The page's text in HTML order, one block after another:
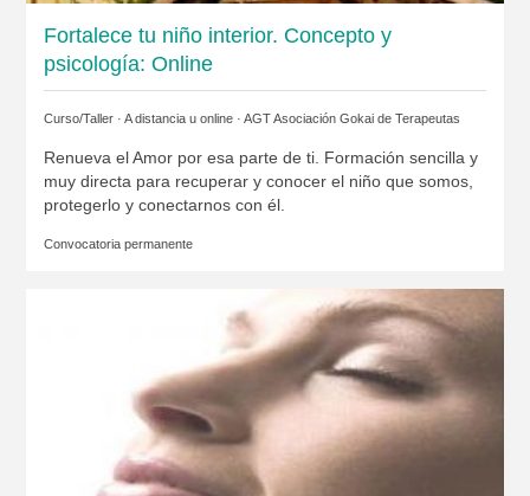
Fortalece tu niño interior. Concepto y
psicología: Online
Curso/Taller · A distancia u online · AGT Asociación Gokai de Terapeutas
Renueva el Amor por esa parte de ti. Formación sencilla y
muy directa para recuperar y conocer el niño que somos,
protegerlo y conectarnos con él.
Convocatoria permanente